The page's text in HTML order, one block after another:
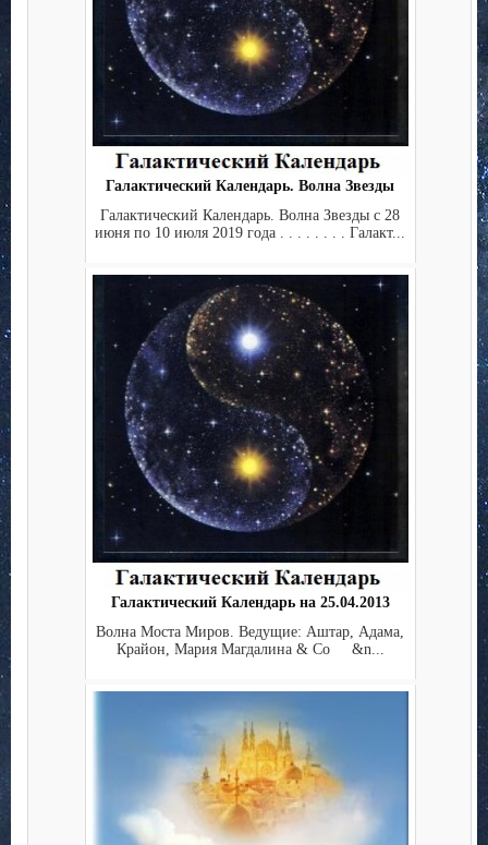
Галактический Календарь. Волна Звезды
Галактический Календарь. Волна Звезды с 28
июня по 10 июля 2019 года . . . . . . . . Галакт...
Галактический Календарь на 25.04.2013
Волна Моста Миров. Ведущие: Аштар, Адама,
Крайон, Мария Магдалина & Co &n...